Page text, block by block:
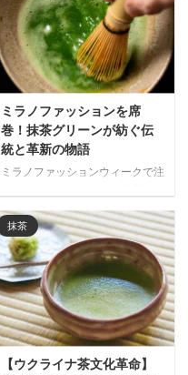
茶」で、砂漠の風景を眺めながら
心身をリラックスさせる特別なひ
とときを。
ミラノファッションを席
巻！抹茶グリーンが紡ぐ伝
統と革新の物語
ミラノファッションウィークで注
レンドに！伝統的な日本の茶文化
から着想を得た色調がサステナビ
リティと共鳴し、高級ブランドの
コレクションに35%増加。禅の精
神を取り入れた新たなファッショ
ン潮流を徹底解説。
抹茶
【ウクライナ茶文化革命】